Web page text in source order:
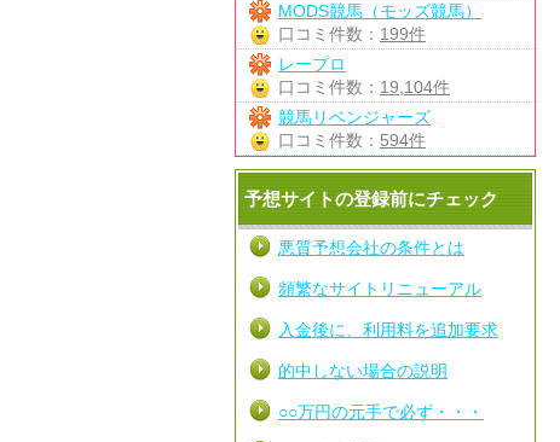
MODS競馬（モッズ競馬）
口コミ件数： 199件
レープロ
口コミ件数： 19,104件
競馬リベンジャーズ
口コミ件数： 594件
予想サイトの登録前にチェック
悪質予想会社の条件とは
頻繁なサイトリニューアル
入金後に、利用料を追加要求
的中しない場合の説明
○○万円の元手で必ず・・・